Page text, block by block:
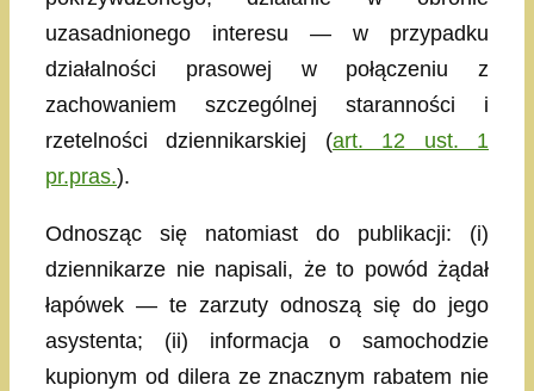
uzasadnionego interesu — w przypadku
działalności prasowej w połączeniu z
zachowaniem szczególnej staranności i
rzetelności dziennikarskiej (art. 12 ust. 1
pr.pras.).
Odnosząc się natomiast do publikacji: (i)
dziennikarze nie napisali, że to powód żądał
łapówek — te zarzuty odnoszą się do jego
asystenta; (ii) informacja o samochodzie
kupionym od dilera ze znacznym rabatem nie